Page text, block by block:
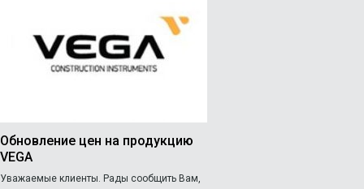
Обновление цен на продукцию
VEGA
Уважаемые клиенты. Рады сообщить Вам,